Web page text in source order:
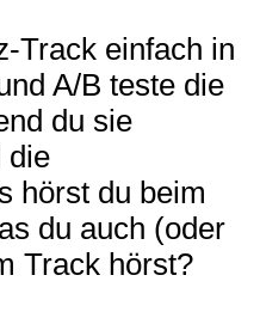
Track einfach in
A/B teste die
du sie
die
hörst du beim
du auch (oder
Track hörst?